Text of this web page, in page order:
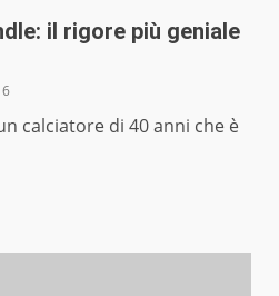
il rigore più geniale
calciatore di 40 anni che è